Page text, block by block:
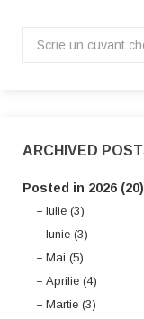
ARCHIVED
Posted in 2026 (20)
Iulie (3)
Iunie (3)
Mai (5)
Aprilie (4)
Martie (3)